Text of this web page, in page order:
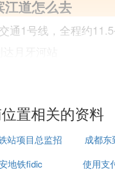
道怎么去
通1号线，全程约11.5
路coco都可怎么去
月牙河地铁站就行了
置相关的资料
站项目总监招
聘
成都东
地铁fidic
使用支